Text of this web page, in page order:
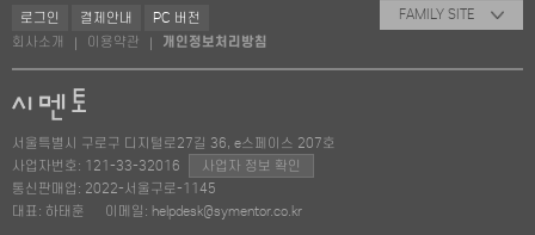
로그인 결제안내
PC 버전
회사소개
이용약관 개인정보처리방침
FAMILY SITE
서울특별시 구로구 디지털로27길 36, e스페이스 207호
사업자번호: 121-33-32016
사업자 정보 확인
통신판매업: 2022-서울구로-1145
대표: 하태훈
이메일: helpdesk@symentor.co.kr